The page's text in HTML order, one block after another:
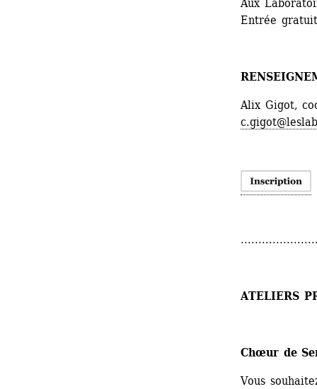
Aux
Entrée
Alix Gigot,
ATELIERS
Chœur de
Vous